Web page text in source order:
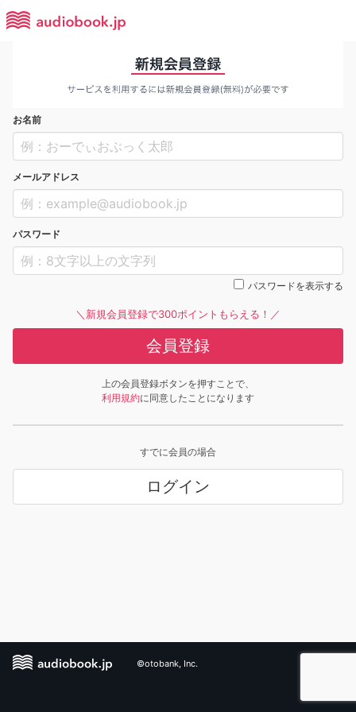
お名前
メールアドレス
パスワード
パスワードを表示する
＼新規会員登録で300ポイントもらえる！／
会員登録
上の会員登録ボタンを押すことで、
利用規約に同意したことになります
すでに会員の場合
ログイン
©otobank, Inc.